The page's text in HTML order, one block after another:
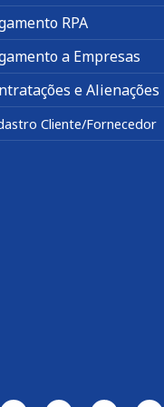
RPA
a Empresas
e Alienações
Cliente/Fornecedor